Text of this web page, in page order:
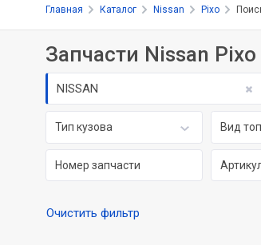
Главная Каталог Nissan Pixo
Запчасти Nissan
NISSAN
Тип кузова Вид
Очистить фильтр